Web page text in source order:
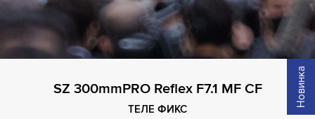
Новинка
SZ 300mmPRO Reflex F7.1 MF CF
ТЕЛЕ ФИКС